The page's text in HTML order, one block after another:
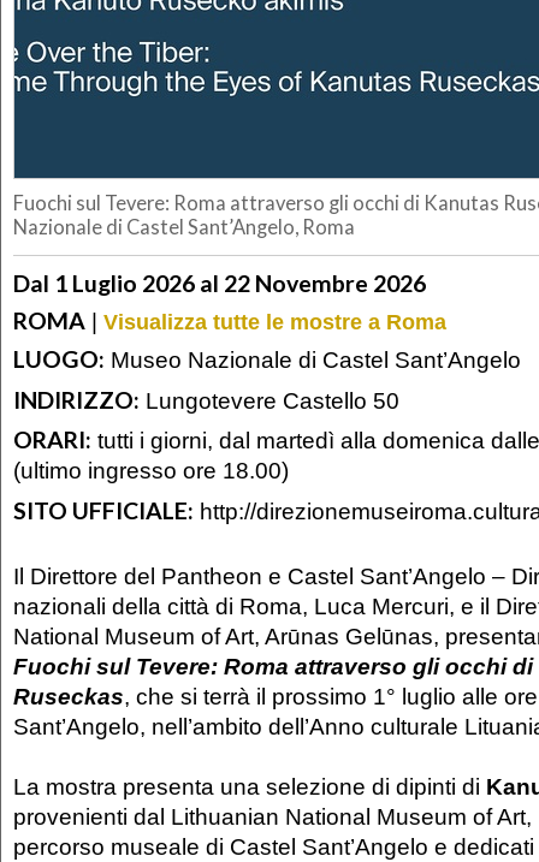
Fuochi sul Tevere: Roma attraverso gli occhi di Kanutas
Nazionale di Castel Sant’Angelo, Roma
Dal 1 Luglio 2026 al 22 Novembre 2026
ROMA | Visualizza tutte le mostre a Roma
LUOGO: Museo Nazionale di Castel Sant’Angelo
INDIRIZZO: Lungotevere Castello 50
ORARI: tutti i giorni, dal martedì alla domenica
(ultimo ingresso ore 18.00)
SITO UFFICIALE: http://
Il Direttore del Pantheon e Castel Sant’Angelo –
nazionali della città di Roma, Luca Mercuri, e il
National Museum of Art, Arūnas Gelūnas,
Fuochi sul Tevere: Roma attraverso gli occhi
Ruseckas, che si terrà il prossimo 1° luglio alle
Sant’Angelo, nell’ambito dell’Anno culturale
La mostra presenta una selezione di dipinti di
provenienti dal Lithuanian National Museum of Art,
percorso museale di Castel Sant’Angelo e